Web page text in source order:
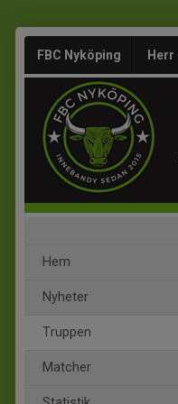
FBC Nyköping Herr
Hem
Nyheter
Truppen
Matcher